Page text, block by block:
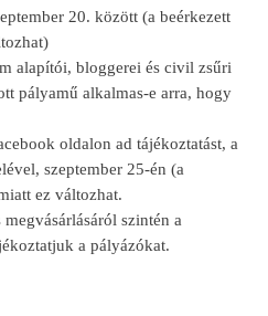
20. között (a beérkezett
alapítói, bloggerei és civil zsűri
pályamű alkalmas-e arra, hogy
oldalon ad tájékoztatást, a
szeptember 25-én (a
ez változhat.
szintén a
a pályázókat.